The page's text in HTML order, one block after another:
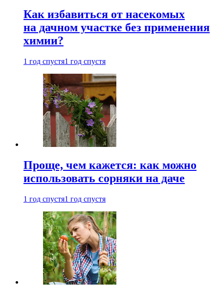
Как избавиться от насекомых
на дачном участке без применения
химии?
1 год спустя1 год спустя
Проще, чем кажется: как можно
использовать сорняки на даче
1 год спустя1 год спустя